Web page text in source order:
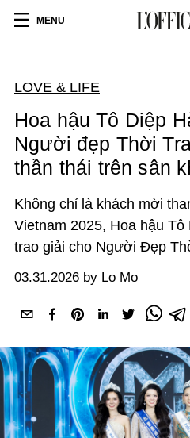
MENU
LOVE & LIFE
Hoa hậu Tô Diệp
Người đẹp Thời
thần thái trên sân
Không chỉ là khách mời
Vietnam 2025, Hoa hậu
trao giải cho Người Đẹp
03.31.2026 by Lo Mo